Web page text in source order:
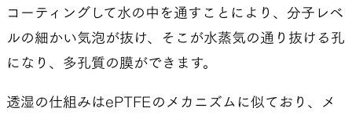
コーティングして水の中を通すことにより、分子レベ
ルの細かい気泡が抜け、そこが水蒸気の通り抜ける孔
になり、多孔質の膜ができます。
透湿の仕組みはePTFEのメカニズムに似ており、メ